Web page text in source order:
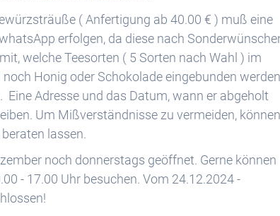
( Anfertigung ab 40.00 € ) muß eine
erfolgen, da diese nach
welche Teesorten ( 5 Sorten nach Wahl ) im
Honig oder Schokolade eingebunden
Adresse und das Datum, wann er abgeholt
Um Mißverständnisse zu vermeiden, können
lassen.
noch donnerstags geöffnet. Gerne können
- 17.00 Uhr besuchen. Vom 24.12.2024 -